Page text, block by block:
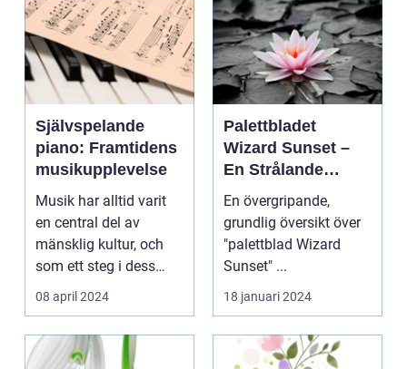
Självspelande
piano: Framtidens
musikupplevelse
Musik har alltid varit
en central del av
mänsklig kultur, och
som ett steg i dess
kontinuerliga...
08 april 2024
Palettbladet
Wizard Sunset –
En Strålande
Fördelning av
Färger
En övergripande,
grundlig översikt över
"palettblad Wizard
Sunset" ...
18 januari 2024